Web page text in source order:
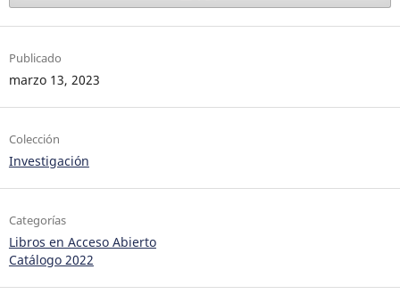
Publicado
marzo 13, 2023
Colección
Investigación
Categorías
Libros en Acceso Abierto
Catálogo 2022